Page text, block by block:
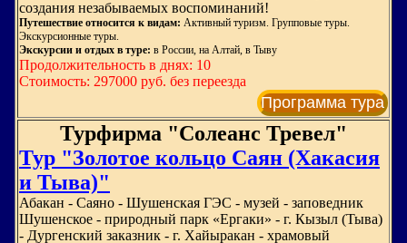
создания незабываемых воспоминаний!
Путешествие относится к видам: Активный туризм. Групповые туры.
Экскурсионные туры.
Экскурсии и отдых в туре: в России, на Алтай, в Тыву
Продолжительность в днях: 10
Стоимость: 297000 руб. без переезда
Программа тура
Турфирма "Солеанс Тревел"
Тур "Золотое кольцо Саян (Хакасия
и Тыва)"
Абакан - Саяно - Шушенская ГЭС - музей - заповедник
Шушенское - природный парк «Ергаки» - г. Кызыл (Тыва)
- Дургенский заказник - г. Хайыракан - храмовый